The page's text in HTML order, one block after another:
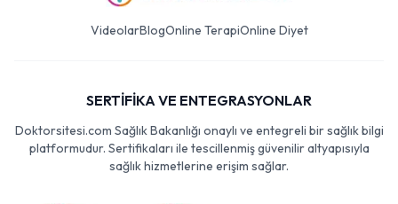
VideolarBlogOnline TerapiOnline Diyet
SERTİFİKA VE ENTEGRASYONLAR
Doktorsitesi.com Sağlık Bakanlığı onaylı ve entegreli bir sağlık bilgi
platformudur. Sertifikaları ile tescillenmiş güvenilir altyapısıyla
sağlık hizmetlerine erişim sağlar.